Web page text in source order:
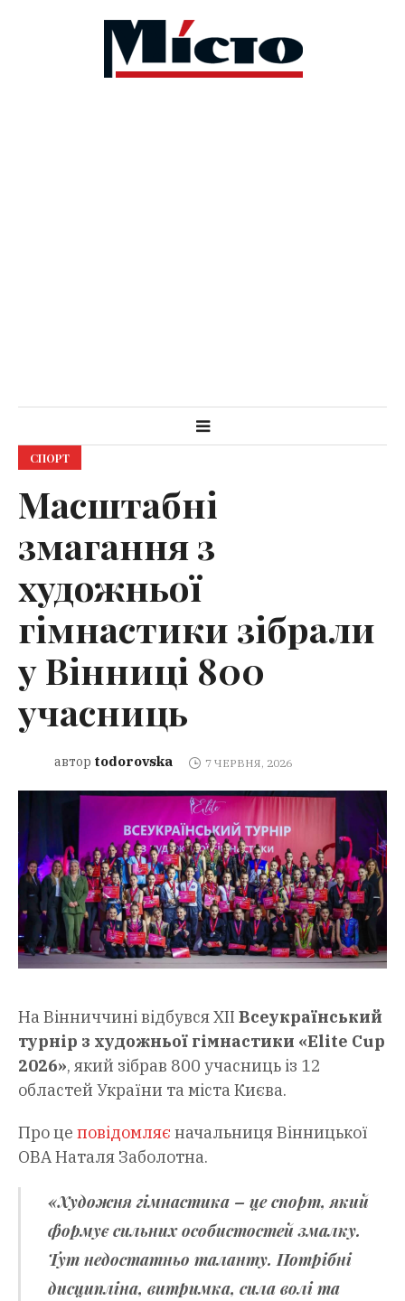
СПОРТ
Масштабні
змагання з
художньої
гімнастики зібрали
у Вінниці 800
учасниць
автор todorovska 7 ЧЕРВНЯ, 2026
На Вінниччині відбувся XII Всеукраїнський
турнір з художньої гімнастики «Elite Cup
2026», який зібрав 800 учасниць із 12
областей України та міста Києва.
Про це повідомляє начальниця Вінницької
ОВА Наталя Заболотна.
«Художня гімнастика – це спорт, який
формує сильних особистостей змалку.
Тут недостатньо таланту. Потрібні
дисципліна, витримка, сила волі та